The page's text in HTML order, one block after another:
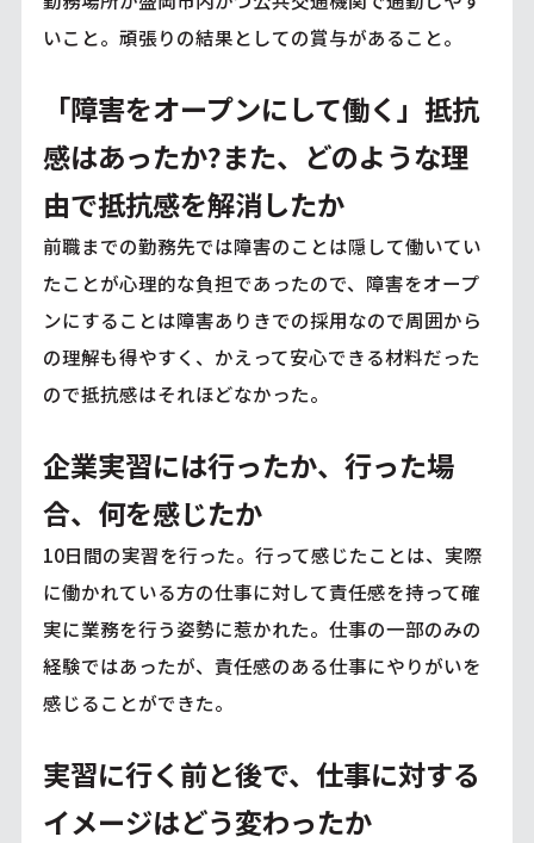
いこと。頑張りの結果としての賞与があること。
「障害をオープンにして働く」抵抗
感はあったか?また、どのような理
由で抵抗感を解消したか
前職までの勤務先では障害のことは隠して働いてい
たことが心理的な負担であったので、障害をオープ
ンにすることは障害ありきでの採用なので周囲から
の理解も得やすく、かえって安心できる材料だった
ので抵抗感はそれほどなかった。
企業実習には行ったか、行った場
合、何を感じたか
10日間の実習を行った。行って感じたことは、実際
に働かれている方の仕事に対して責任感を持って確
実に業務を行う姿勢に惹かれた。仕事の一部のみの
経験ではあったが、責任感のある仕事にやりがいを
感じることができた。
実習に行く前と後で、仕事に対する
イメージはどう変わったか